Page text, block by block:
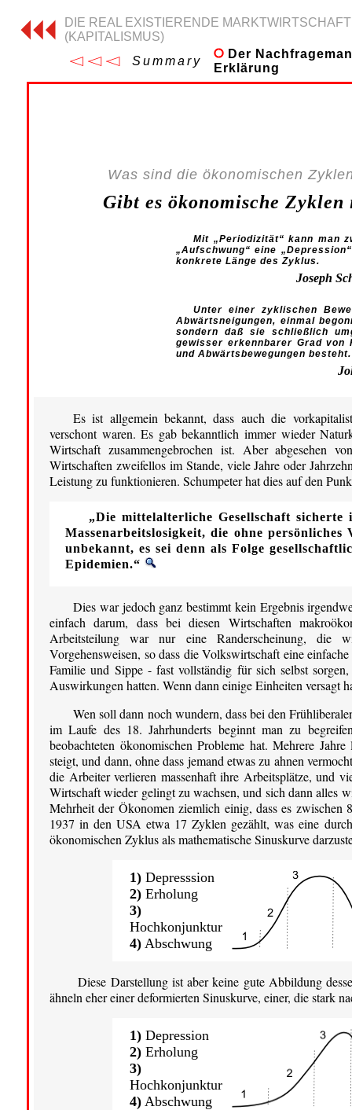
DIE REAL EXISTIERENDE MARKTWIRTSCHAFT
(KAPITALISMUS)
Summary
Der
Erklärung
Was sind die ökonomischen
Gibt es ökonomische Zyklen
Mit „Periodizität“ kann man
„Aufschwung“ eine
konkrete Länge des Zyklus.
Joseph
Unter einer zyklischen
Abwärtsneigungen, einmal
sondern daß sie schließlich
gewisser erkennbarer Grad
und Abwärtsbewegungen besteht.
Es ist allgemein bekannt, dass auch die
verschont waren. Es gab bekanntlich immer wieder
Wirtschaft zusammengebrochen ist. Aber abgesehen
Wirtschaften zweifellos im Stande, viele Jahre oder
Leistung zu funktionieren. Schumpeter hat dies auf den
„Die mittelalterliche Gesellschaft
Massenarbeitslosigkeit, die ohne
unbekannt, es sei denn als Folge
Epidemien.“
Dies war jedoch ganz bestimmt kein Ergebnis
einfach darum, dass bei diesen Wirtschaften
Arbeitsteilung war nur eine Randerscheinung, die
Vorgehensweisen, so dass die Volkswirtschaft eine
Familie und Sippe - fast vollständig für sich selbst
Auswirkungen hatten. Wenn dann einige Einheiten versagt
Wen soll dann noch wundern, dass bei den
im Laufe des 18. Jahrhunderts beginnt man zu
beobachteten ökonomischen Probleme hat. Mehrere
steigt, und dann, ohne dass jemand etwas zu ahnen
die Arbeiter verlieren massenhaft ihre Arbeitsplätze, und
Wirtschaft wieder gelingt zu wachsen, und sich dann alles
Mehrheit der Ökonomen ziemlich einig, dass es
1937 in den USA etwa 17 Zyklen gezählt, was eine
ökonomischen Zyklus als mathematische Sinuskurve
1) Depresssion
2) Erholung
3)
Hochkonjunktur
4) Abschwung
Diese Darstellung ist aber keine gute Abbildung
ähneln eher einer deformierten Sinuskurve, einer, die stark
1) Depression
2) Erholung
3)
Hochkonjunktur
4) Abschwung